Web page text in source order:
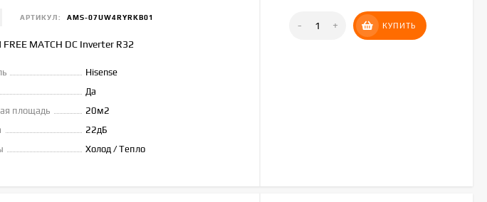
АРТИКУЛ: AMS-07UW4RYRKB01
MATCH DC Inverter R32
Hisense
Да
площадь
20м2
22дБ
Холод / Тепло
- + КУПИТЬ